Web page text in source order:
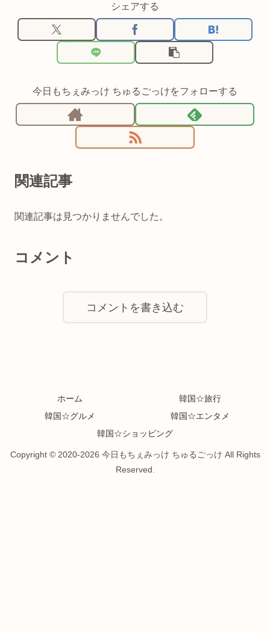
シェアする
今日もちぇみっけ ちゅるごっけをフォローする
関連記事
関連記事は見つかりませんでした。
コメント
コメントを書き込む
ホーム
韓国☆旅行
韓国☆グルメ
韓国☆エンタメ
韓国☆ショッピング
Copyright © 2020-2026 今日もちぇみっけ ちゅるごっけ All Rights
Reserved.